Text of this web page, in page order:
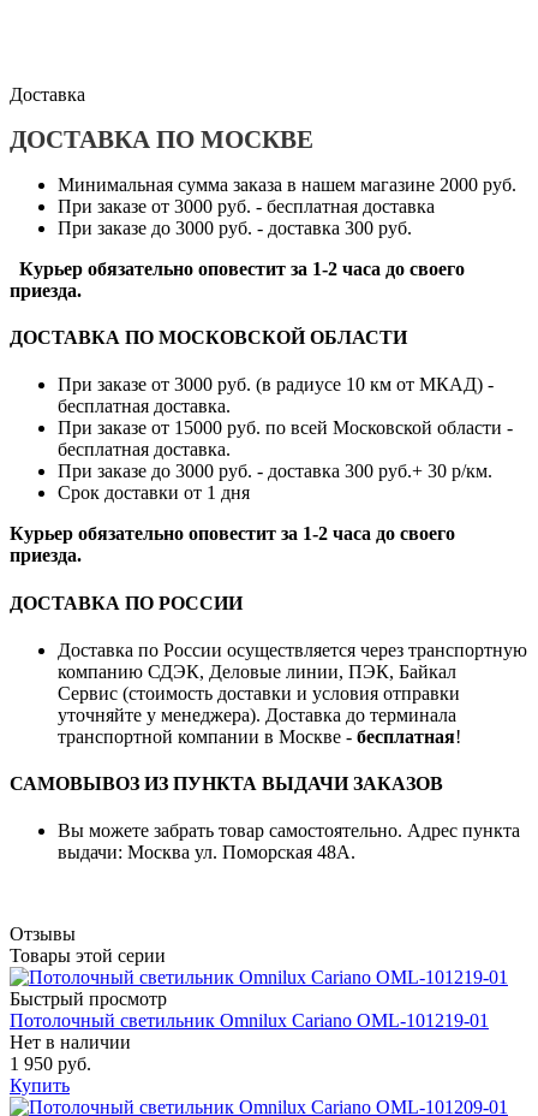
Доставка
ДОСТАВКА ПО МОСКВЕ
Минимальная сумма заказа в нашем магазине 2000 руб.
При заказе от 3000 руб. - бесплатная доставка
При заказе до 3000 руб. - доставка 300 руб.
Курьер обязательно оповестит за 1-2 часа до своего
приезда.
ДОСТАВКА ПО МОСКОВСКОЙ ОБЛАСТИ
При заказе от 3000 руб. (в радиусе 10 км от МКАД) -
бесплатная доставка.
При заказе от 15000 руб. по всей Московской области -
бесплатная доставка.
При заказе до 3000 руб. - доставка 300 руб.+ 30 р/км.
Срок доставки от 1 дня
Курьер обязательно оповестит за 1-2 часа до своего
приезда.
ДОСТАВКА ПО РОССИИ
Доставка по России осуществляется через транспортную
компанию СДЭК, Деловые линии, ПЭК, Байкал
Сервис (стоимость доставки и условия отправки
уточняйте у менеджера). Доставка до терминала
транспортной компании в Москве - бесплатная!
САМОВЫВОЗ ИЗ ПУНКТА ВЫДАЧИ ЗАКАЗОВ
Вы можете забрать товар самостоятельно. Адрес пункта
выдачи: Москва ул. Поморская 48А.
Отзывы
Товары этой серии
Быстрый просмотр
Потолочный светильник Omnilux Cariano OML-101219-01
Нет в наличии
1 950 руб.
Купить